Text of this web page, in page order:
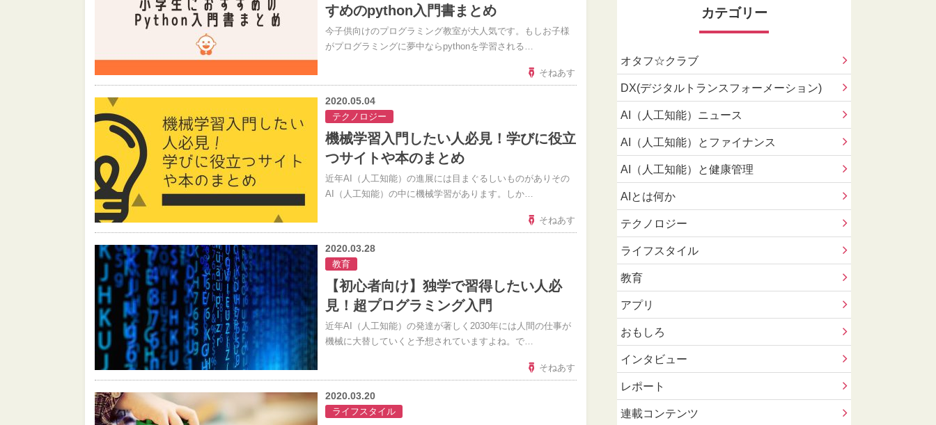
すめのpython入門書まとめ
今子供向けのプログラミング教室が大人気です。もしお子様
がプログラミングに夢中ならpythonを学習される…
そねあす
2020.05.04
テクノロジー
機械学習入門したい人必見！学びに役立
つサイトや本のまとめ
近年AI（人工知能）の進展には目まぐるしいものがありその
AI（人工知能）の中に機械学習があります。しか…
そねあす
2020.03.28
教育
【初心者向け】独学で習得したい人必
見！超プログラミング入門
近年AI（人工知能）の発達が著しく2030年には人間の仕事が
機械に大替していくと予想されていますよね。で…
そねあす
2020.03.20
ライフスタイル
カテゴリー
オタフ☆クラブ
DX(デジタルトランスフォーメーション)
AI（人工知能）ニュース
AI（人工知能）とファイナンス
AI（人工知能）と健康管理
AIとは何か
テクノロジー
ライフスタイル
教育
アプリ
おもしろ
インタビュー
レポート
連載コンテンツ